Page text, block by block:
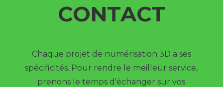
CONTACT
Chaque projet de numérisation 3D a ses
spécificités. Pour rendre le meilleur service,
prenons le temps d'échanger sur vos